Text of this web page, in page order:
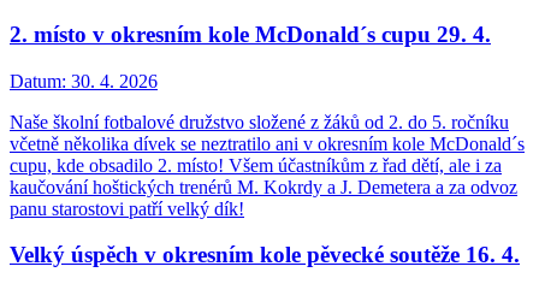
2. místo v okresním kole McDonald´s cupu 29. 4.
Datum: 30. 4. 2026
Naše školní fotbalové družstvo složené z žáků od 2. do 5. ročníku
včetně několika dívek se neztratilo ani v okresním kole McDonald´s
cupu, kde obsadilo 2. místo! Všem účastníkům z řad dětí, ale i za
kaučování hoštických trenérů M. Kokrdy a J. Demetera a za odvoz
panu starostovi patří velký dík!
Velký úspěch v okresním kole pěvecké soutěže 16. 4.